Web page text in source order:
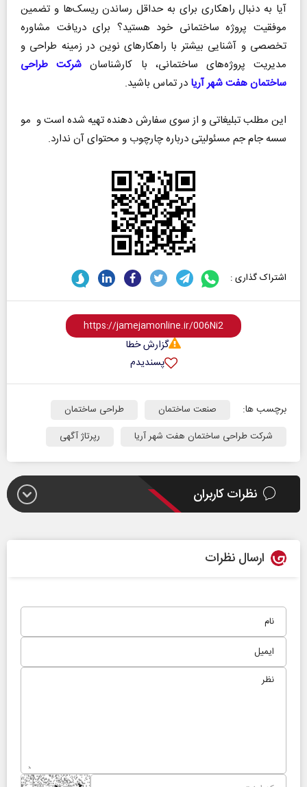
آیا به دنبال راهکاری برای به حداقل رساندن ریسک‌ها و تضمین
موفقیت پروژه ساختمانی خود هستید؟ برای دریافت مشاوره
تخصصی و آشنایی بیشتر با راهکارهای نوین در زمینه طراحی و
مدیریت پروژه‌های ساختمانی، با کارشناسان شرکت طراحی
ساختمان هفت شهر آریا در تماس باشید.
این مطلب تبلیغاتی و از سوی سفارش دهنده تهیه شده است و مو
سسه جام جم مسئولیتی درباره چارچوب و محتوای آن ندارد.
اشتراک گذاری :
گزارش خطا
پسندیدم
برچسب ها: صنعت ساختمان
طراحی ساختمان
شرکت طراحی ساختمان هفت شهر آریا
رپرتاژ آگهی
نظرات کاربران
ارسال نظرات